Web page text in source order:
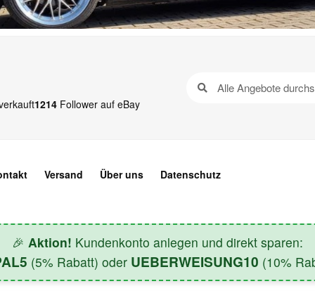
1214 Follower auf eBay
Versand Über uns Datenschutz
🎉 Aktion! Kundenkonto anlegen und direkt sparen:
(5% Rabatt) oder UEBERWEISUNG10 (10%